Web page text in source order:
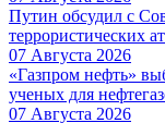
Путин обсудил с
террористических
07 Августа 2026
«Газпром нефть»
ученых для
07 Августа 2026